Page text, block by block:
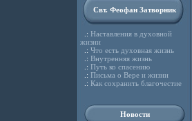
Свт. Феофан Затворник
.: Наставления в духовной
жизни
.: Что есть духовная жизнь
.: Внутренняя жизнь
.: Путь ко спасению
.: Письма о Вере и жизни
.: Как сохранить благочестие
Новости